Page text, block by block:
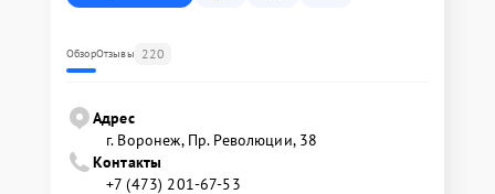
ОбзорОтзывы 220
Адрес
г. Воронеж, Пр. Революции, 38
Контакты
+7 (473) 201-67-53